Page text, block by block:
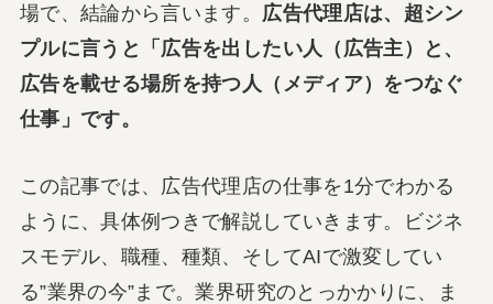
場で、結論から言います。 広告代理店は、超シン
プルに言うと「広告を出したい人（広告主）と、
広告を載せる場所を持つ人（メディア）をつなぐ
仕事」です。
この記事では、広告代理店の仕事を1分でわかる
ように、具体例つきで解説していきます。ビジネ
スモデル、職種、種類、そしてAIで激変してい
る”業界の今”まで。業界研究のとっかかりに、ま